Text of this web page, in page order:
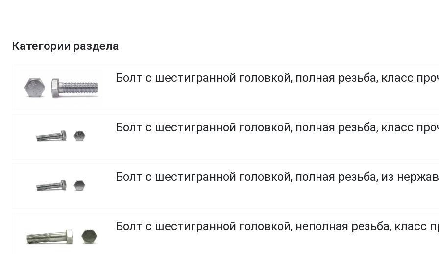
Категории раздела
Болт с шестигранной головкой, полная резьба, класс
Болт с шестигранной головкой, полная резьба, класс
Болт с шестигранной головкой, полная резьба, из
Болт с шестигранной головкой, неполная резьба, класс